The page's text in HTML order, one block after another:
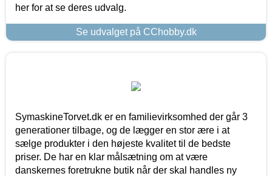
her for at se deres udvalg.
Se udvalget på CChobby.dk
SymaskineTorvet.dk er en familievirksomhed der går 3
generationer tilbage, og de lægger en stor ære i at
sælge produkter i den højeste kvalitet til de bedste
priser. De har en klar målsætning om at være
danskernes foretrukne butik når der skal handles ny